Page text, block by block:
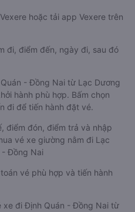
hoặc tải app Vexere trên
đi, điểm đến, ngày đi, sau đó
- Đồng Nai từ Lạc Dương
hành phù hợp. Bấm chọn
đi để tiến hành đặt vé.
điểm đón, điểm trả và nhập
vé xe giường nằm đi Lạc
- Đồng Nai
vé phù hợp và tiến hành
xe đi Định Quán - Đồng Nai từ